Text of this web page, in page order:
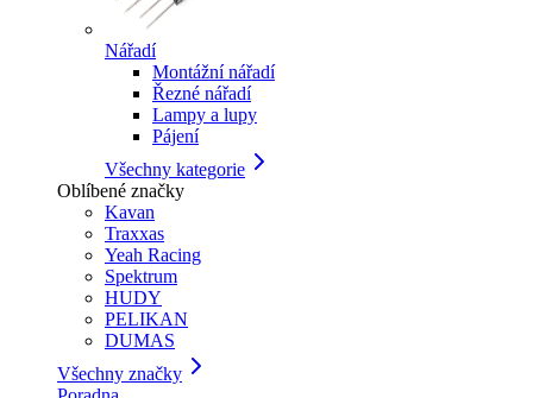
Nářadí
Montážní nářadí
Řezné nářadí
Lampy a lupy
Pájení
Všechny kategorie
Oblíbené značky
Kavan
Traxxas
Yeah Racing
Spektrum
HUDY
PELIKAN
DUMAS
Všechny značky